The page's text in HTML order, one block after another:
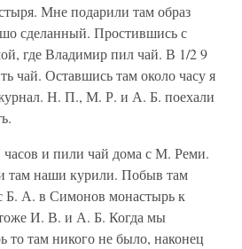
Мне подарили там образ
сделанный. Простившись с
где Владимир пил чай. В 1/2 9
чай. Оставшись там около часу я
Н. П., М. Р. и А. Б. поехали
часов и пили чай дома с М. Реми.
наши курили. Побыв там
Б. А. в Симонов монастырь к
тоже И. В. и А. Б. Когда мы
то там никого не было, наконец